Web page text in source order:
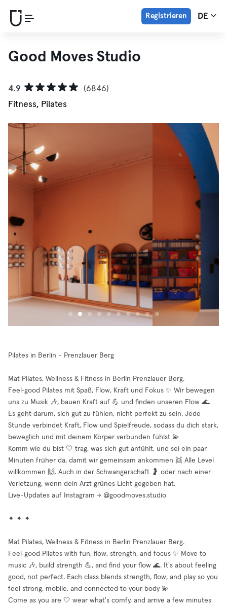
Registrieren DE
Good Moves Studio
4.9
(6846)
Fitness, Pilates
Pilates in Berlin - Prenzlauer Berg
Mat Pilates, Wellness & Fitness in Berlin Prenzlauer Berg.
Feel‑good Pilates mit Spaß, Flow, Kraft und Fokus ✨ Wir bewegen
uns zu Musik 🎶, bauen Kraft auf 💪 und finden unseren Flow 🌊.
Es geht darum, sich gut zu fühlen, nicht perfekt zu sein. Jede
Stunde verbindet Kraft, Flow und Spielfreude, sodass du dich stark,
beweglich und mit deinem Körper verbunden fühlst 💫
Komm wie du bist 🤍 trag, was sich gut anfühlt, und sei ein paar
Minuten früher da, damit wir gemeinsam ankommen 👯 Alle Level
willkommen 🙌. Auch in der Schwangerschaft 🤰 oder nach einer
Verletzung, wenn dein Arzt grünes Licht gegeben hat.
Live-Updates auf Instagram → @goodmoves.studio
✦ ✦ ✦
Mat Pilates, Wellness & Fitness in Berlin Prenzlauer Berg.
Feel‑good Pilates with fun, flow, strength, and focus ✨ Move to
music 🎶, build strength 💪, and find your flow 🌊. It's about feeling
good, not perfect. Each class blends strength, flow, and play so you
feel strong, mobile, and connected to your body 💫
Come as you are 🤍 wear what's comfy, and arrive a few minutes